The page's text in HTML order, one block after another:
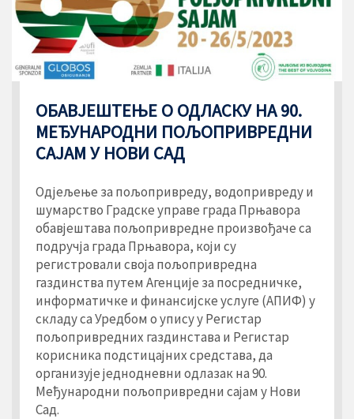
ОБАВЈЕШТЕЊЕ О ОДЛАСКУ НА 90.
МЕЂУНАРОДНИ ПОЉОПРИВРЕДНИ
САЈАМ У НОВИ САД
Одјељење за пољопривреду, водопривреду и
шумарство Градске управе града Прњавора
обавјештава пољопривредне произвођаче са
подручја града Прњавора, који су
регистровали своја пољопривредна
газдинства путем Агенције за посредничке,
информатичке и финансијске услуге (АПИФ) у
складу са Уредбом о упису у Регистар
пољопривредних газдинстава и Регистар
корисника подстицајних средстава, да
организује једнодневни одлазак на 90.
Међународни пољопривредни сајам у Нови
Сад.